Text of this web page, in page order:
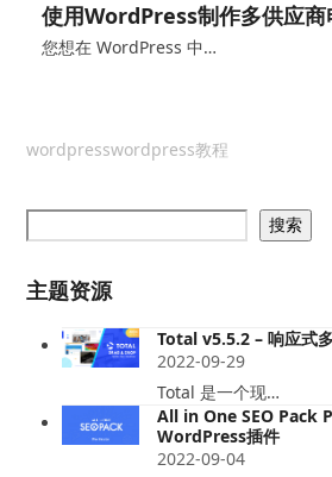
使用WordPress制作多供应商
您想在 WordPress 中…
wordpresswordpress教程
搜索
主题资源
Total v5.5.2 – 响应式
2022-09-29
Total 是一个现…
All in One SEO Pack
WordPress插件
2022-09-04